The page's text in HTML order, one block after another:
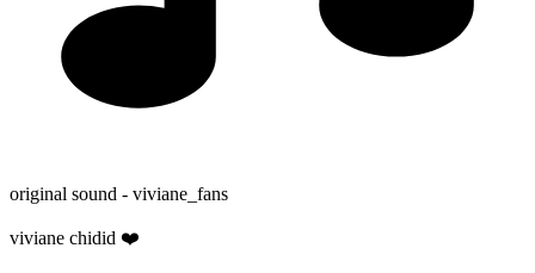
original sound - viviane_fans
viviane chidid ❤️